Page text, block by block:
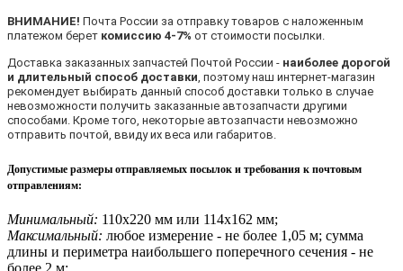
ВНИМАНИЕ! Почта России за отправку товаров с наложенным
платежом берет комиссию 4-7% от стоимости посылки.
Доставка заказанных запчастей Почтой России - наиболее дорогой
и длительный способ доставки , поэтому наш интернет-магазин
рекомендует выбирать данный способ доставки только в случае
невозможности получить заказанные автозапчасти другими
способами. Кроме того, некоторые автозапчасти невозможно
отправить почтой, ввиду их веса или габаритов.
Допустимые размеры отправляемых посылок и требования к почтовым
отправлениям:
Минимальный: 110х220 мм или 114х162 мм;
Максимальный: любое измерение - не более 1,05 м; сумма
длины и периметра наибольшего поперечного сечения - не
более 2 м;